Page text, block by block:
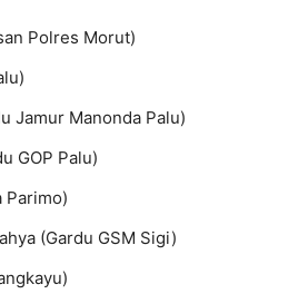
Polres Morut)
Jamur Manonda Palu)
GOP Palu)
Parimo)
(Gardu GSM Sigi)